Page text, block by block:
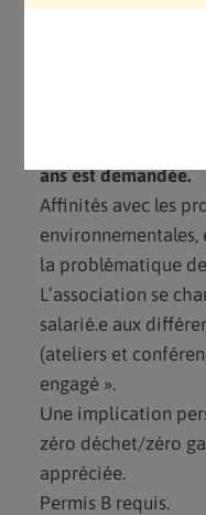
ans est demandée.
Affinités avec les
la problématique
L’association se
salarié.e aux
(ateliers et
engagé ».
Une implication
zéro déchet/zéro
appréciée.
Permis B requis.